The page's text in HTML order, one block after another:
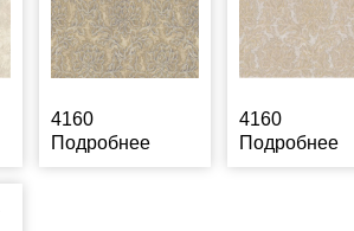
4160
Подробнее
4160
Подробнее